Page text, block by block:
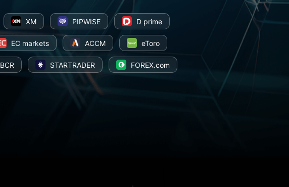
XM PIPWISE D prime
EC markets ACCM eToro
BCR STARTRADER FOREX.com